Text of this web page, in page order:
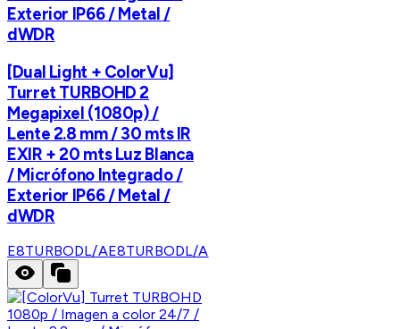
Exterior IP66 / Metal /
dWDR
[Dual Light + ColorVu]
Turret TURBOHD 2
Megapixel (1080p) /
Lente 2.8 mm / 30 mts IR
EXIR + 20 mts Luz Blanca
/ Micrófono Integrado /
Exterior IP66 / Metal /
dWDR
E8TURBODL/AE8TURBODL/A